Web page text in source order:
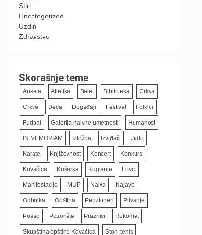
Știri
Uncategorized
Uzdin
Zdravstvo
Skorašnje teme
Anketa Atletika Balet Biblioteka Crkva
Crkve Deca Događaji Festival Folklor
Fudbal Galerija naivne umetnosti Humanost
IN MEMORIAM Izložba Izviđači Judo
Karate Književnost Koncert Konkurs
Kovačica Košarka Kuglanje Lovci
Manifestacije MUP Naiva Najave
Odbojka Opština Penzioneri Plivanje
Posao Pozorište Praznici Rukomet
Skupština opštine Kovačica Stoni tenis